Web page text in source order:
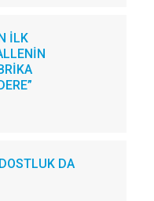
İLK
DA